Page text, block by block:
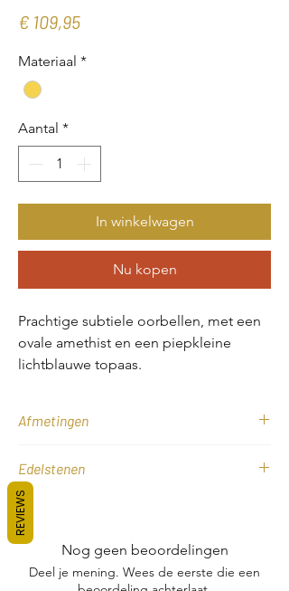
€ 109,95Prijs
Materiaal *
Aantal *
In winkelwagen
Nu kopen
Prachtige subtiele oorbellen, met een
ovale amethist en een piepkleine
lichtblauwe topaas.
verguld met een laag van 3 micron dik
elegantie.
De amethist is 6x8 mm en de topaas is
3mm en facetgeslepen voor een
prachtige glans. De totale lengte van
de oorbel is 2½ cm.
Afmetingen
Edelstenen
Amathist en Topaas
Nog geen beoordelingen
Deel je mening. Wees de eerste die een
REVIEWS